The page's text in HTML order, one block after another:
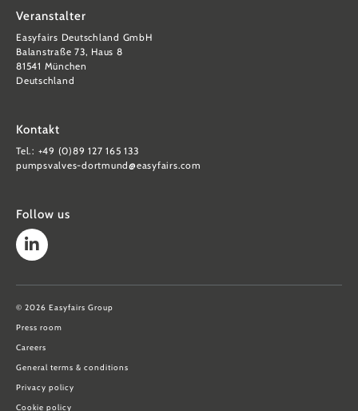
Veranstalter
Easyfairs Deutschland GmbH
Balanstraße 73, Haus 8
81541 München
Deutschland
Kontakt
Tel.: +49 (0)89 127 165 133
pumpsvalves-dortmund@easyfairs.com
Follow us
© 2026 Easyfairs Group
Press room
Careers
General terms & conditions
Privacy policy
Cookie policy